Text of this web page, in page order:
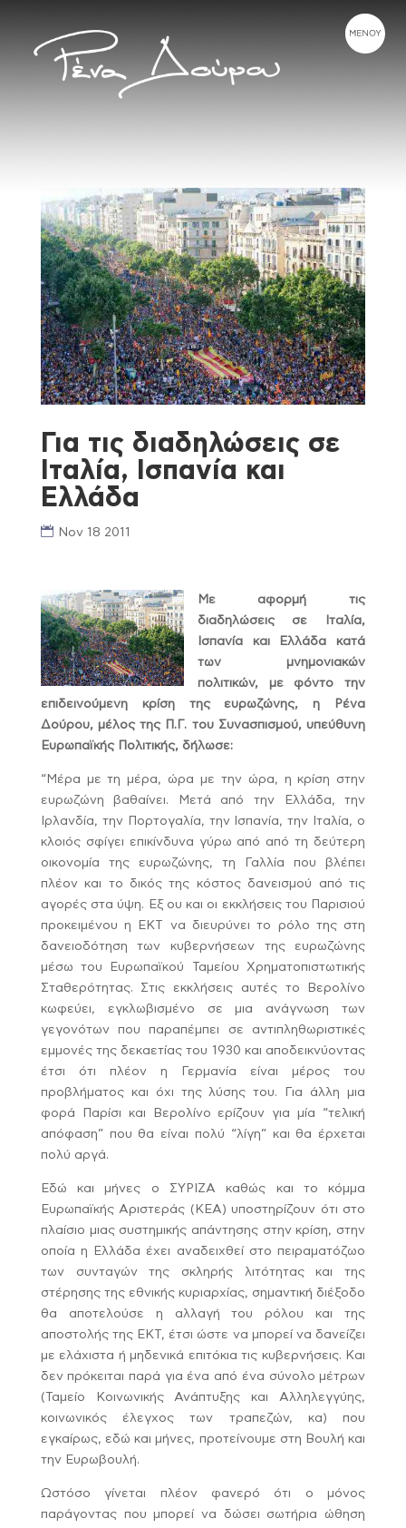
Για τις διαδηλώσεις σε
Ιταλία, Ισπανία και
Ελλάδα
Nov 18 2011
Με αφορμή τις
διαδηλώσεις σε Ιταλία,
Ισπανία και Ελλάδα κατά
των μνημονιακών
πολιτικών, με φόντο την
επιδεινούμενη κρίση της ευρωζώνης, η Ρένα
Δούρου, μέλος της Π.Γ. του Συνασπισμού, υπεύθυνη
Ευρωπαϊκής Πολιτικής, δήλωσε:
“Μέρα με τη μέρα, ώρα με την ώρα, η κρίση στην
ευρωζώνη βαθαίνει. Μετά από την Ελλάδα, την
Ιρλανδία, την Πορτογαλία, την Ισπανία, την Ιταλία, ο
κλοιός σφίγει επικίνδυνα γύρω από από τη δεύτερη
οικονομία της ευρωζώνης, τη Γαλλία που βλέπει
πλέον και το δικός της κόστος δανεισμού από τις
αγορές στα ύψη. Εξ ου και οι εκκλήσεις του Παρισιού
προκειμένου η ΕΚΤ να διευρύνει το ρόλο της στη
δανειοδότηση των κυβερνήσεων της ευρωζώνης
μέσω του Ευρωπαϊκού Ταμείου Χρηματοπιστωτικής
Σταθερότητας. Στις εκκλήσεις αυτές το Βερολίνο
κωφεύει, εγκλωβισμένο σε μια ανάγνωση των
γεγονότων που παραπέμπει σε αντιπληθωριστικές
εμμονές της δεκαετίας του 1930 και αποδεικνύοντας
έτσι ότι πλέον η Γερμανία είναι μέρος του
προβλήματος και όχι της λύσης του. Για άλλη μια
φορά Παρίσι και Βερολίνο ερίζουν για μία “τελική
απόφαση” που θα είναι πολύ “λίγη” και θα έρχεται
πολύ αργά.
Εδώ και μήνες ο ΣΥΡΙΖΑ καθώς και το κόμμα
Ευρωπαϊκής Αριστεράς (ΚΕΑ) υποστηρίζουν ότι στο
πλαίσιο μιας συστημικής απάντησης στην κρίση, στην
οποία η Ελλάδα έχει αναδειχθεί στο πειραματόζωο
των συνταγών της σκληρής λιτότητας και της
στέρησης της εθνικής κυριαρχίας, σημαντική διέξοδο
θα αποτελούσε η αλλαγή του ρόλου και της
αποστολής της ΕΚΤ, έτσι ώστε να μπορεί να δανείζει
με ελάχιστα ή μηδενικά επιτόκια τις κυβερνήσεις. Και
δεν πρόκειται παρά για ένα από ένα σύνολο μέτρων
(Ταμείο Κοινωνικής Ανάπτυξης και Αλληλεγγύης,
κοινωνικός έλεγχος των τραπεζών, κα) που
εγκαίρως, εδώ και μήνες, προτείνουμε στη Βουλή και
την Ευρωβουλή.
Ωστόσο γίνεται πλέον φανερό ότι ο μόνος
παράγοντας που μπορεί να δώσει σωτήρια ώθηση